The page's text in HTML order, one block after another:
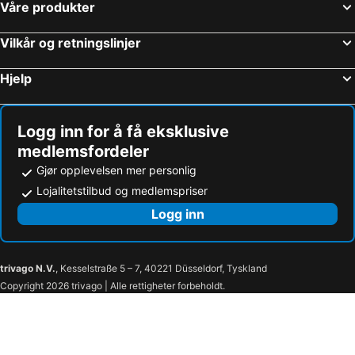
Palaiochora Strandhoteller
Stavromenos Strandhoteller
Kournas Strandhoteller
Arkadi Strandhoteller
Spilia Strandhoteller
Pyrgos Psilonerou Strandhoteller
Våre produkter
Vilkår og retningslinjer
Hjelp
Logg inn for å få eksklusive
medlemsfordeler
Gjør opplevelsen mer personlig
Lojalitetstilbud og medlemspriser
Logg inn
trivago N.V., Kesselstraße 5 – 7, 40221 Düsseldorf, Tyskland
Copyright 2026 trivago | Alle rettigheter forbeholdt.